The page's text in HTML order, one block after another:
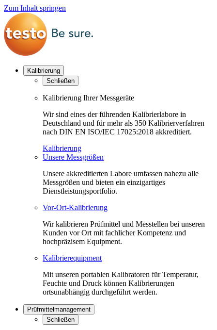
Zum Inhalt springen
Kalibrierung
Schließen
Kalibrierung Ihrer Messgeräte
Wir sind eines der führenden Kalibrierlabore in
Deutschland und für mehr als 350 Kalibrierverfahren
nach DIN EN ISO/IEC 17025:2018 akkreditiert.
Kalibrierung
Unsere Messgrößen
Unsere akkreditierten Labore umfassen nahezu alle
Messgrößen und bieten ein einzigartiges
Dienstleistungsportfolio.
Vor-Ort-Kalibrierung
Wir kalibrieren Prüfmittel und Messtellen bei unseren
Kunden vor Ort mit fachlicher Kompetenz und
hochpräzisem Equipment.
Kalibrierequipment
Mit unseren portablen Kalibratoren für Temperatur,
Feuchte und Druck können Kalibrierungen
ortsunabhängig durchgeführt werden.
Prüfmittelmanagement
Schließen